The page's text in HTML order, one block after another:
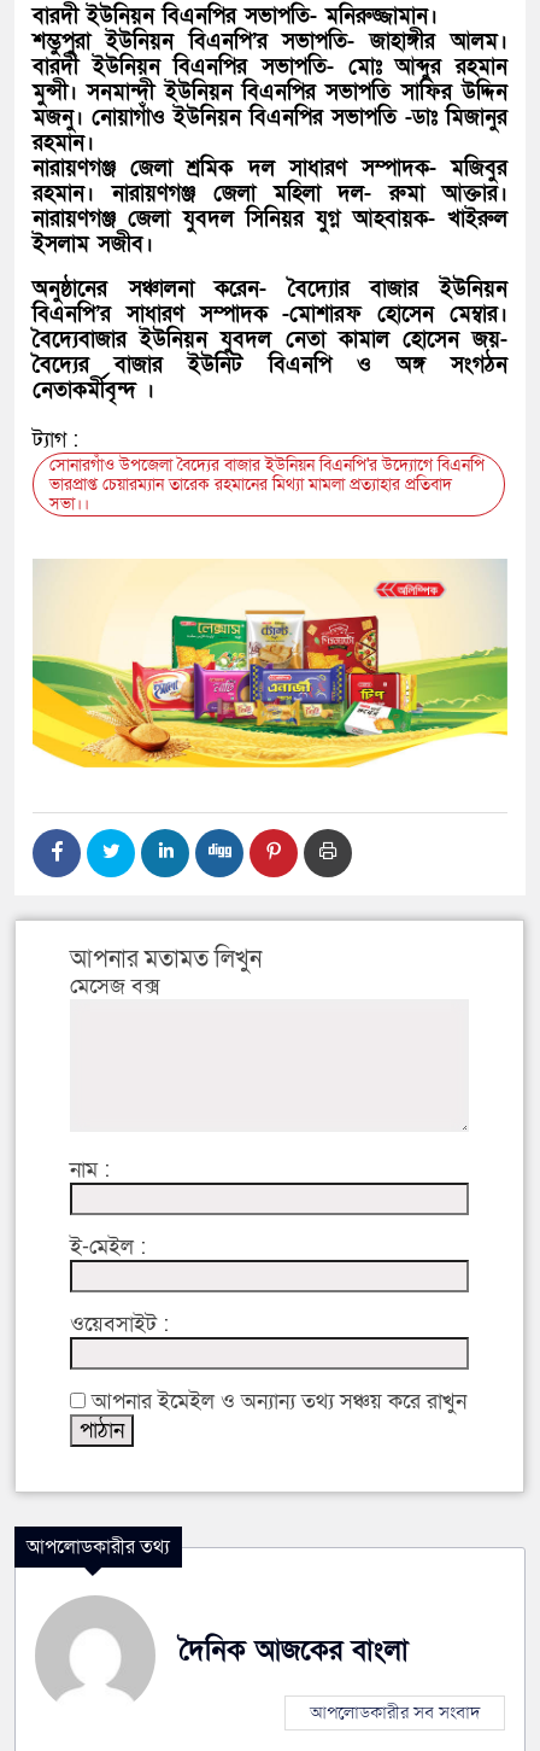
বারদী ইউনিয়ন বিএনপির সভাপতি- মনিরুজ্জামান।
শম্ভুপুরা ইউনিয়ন বিএনপি’র সভাপতি- জাহাঙ্গীর আলম।
বারদী ইউনিয়ন বিএনপির সভাপতি- মোঃ আব্দুর রহমান
মুন্সী। সনমান্দী ইউনিয়ন বিএনপির সভাপতি সাফির উদ্দিন
মজনু। নোয়াগাঁও ইউনিয়ন বিএনপির সভাপতি -ডাঃ মিজানুর
রহমান।
নারায়ণগঞ্জ জেলা শ্রমিক দল সাধারণ সম্পাদক- মজিবুর
রহমান। নারায়ণগঞ্জ জেলা মহিলা দল- রুমা আক্তার।
নারায়ণগঞ্জ জেলা যুবদল সিনিয়র যুগ্ন আহবায়ক- খাইরুল
ইসলাম সজীব।
অনুষ্ঠানের সঞ্চালনা করেন- বৈদ্যোর বাজার ইউনিয়ন
বিএনপি’র সাধারণ সম্পাদক -মোশারফ হোসেন মেম্বার।
বৈদ্যেবাজার ইউনিয়ন যুবদল নেতা কামাল হোসেন জয়-
বৈদ্যের বাজার ইউনিট বিএনপি ও অঙ্গ সংগঠন
নেতাকর্মীবৃন্দ ।
ট্যাগ :
সোনারগাঁও উপজেলা বৈদ্যের বাজার ইউনিয়ন বিএনপি'র উদ্যোগে বিএনপি
ভারপ্রাপ্ত চেয়ারম্যান তারেক রহমানের মিথ্যা মামলা প্রত্যাহার প্রতিবাদ
সভা।।
আপনার মতামত লিখুন
মেসেজ বক্স
নাম :
ই-মেইল :
ওয়েবসাইট :
আপনার ইমেইল ও অন্যান্য তথ্য সঞ্চয় করে রাখুন
আপলোডকারীর তথ্য
দৈনিক আজকের বাংলা
আপলোডকারীর সব সংবাদ